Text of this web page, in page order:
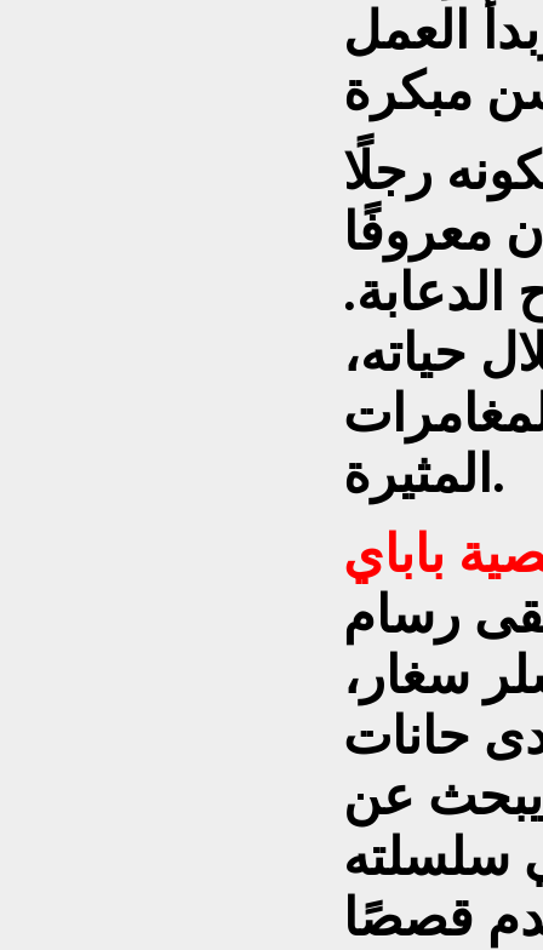
العمل
رجلًا
معروفًا
حياته،
المثيرة.
باباي
التقى رسام
سغار،
حانات
يبحث عن
سلسلته
قصصًا